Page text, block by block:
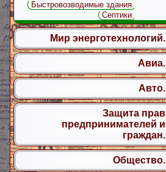
Быстровозводимые здания.
Септики.
Мир энерготехнологий.
Авиа.
Авто.
Защита прав
предпринимателей и
граждан.
Общество.